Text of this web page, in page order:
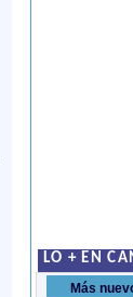
LO + EN
Más